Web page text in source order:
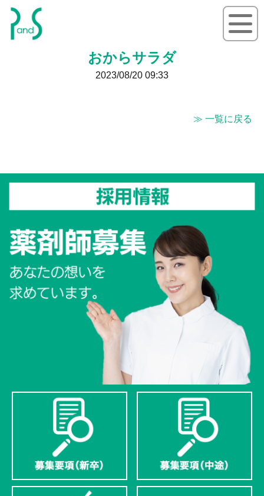
おからサラダ
2023/08/20 09:33
≫ 一覧に戻る